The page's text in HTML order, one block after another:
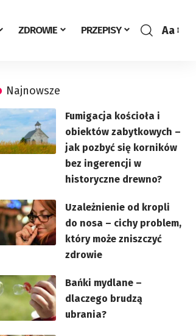
ZDROWIE PRZEPISY
Zmień
Aa
Najnowsze
Fumigacja kościoła i
obiektów zabytkowych –
jak pozbyć się korników
bez ingerencji w
historyczne drewno?
Uzależnienie od kropli
do nosa – cichy problem,
który może zniszczyć
zdrowie
Bańki mydlane –
dlaczego brudzą
ubrania?